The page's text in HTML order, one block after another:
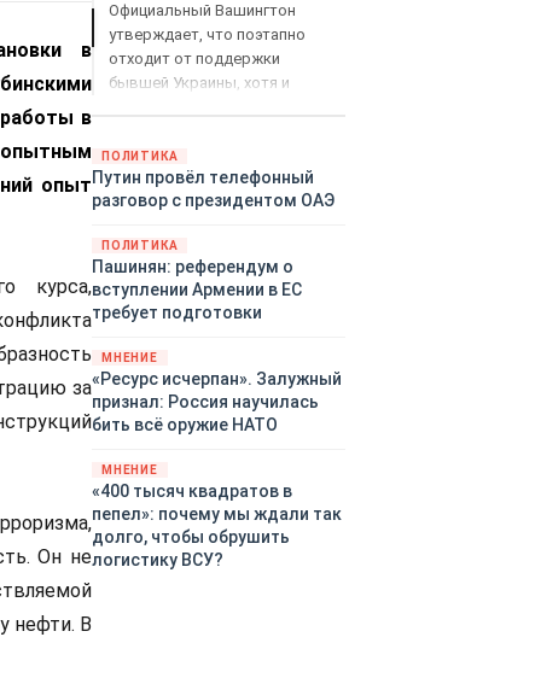
в
в
опыт
курса,
за
Он не
нефти. В
Официальный Вашингтон
утверждает, что поэтапно
отходит от поддержки
бывшей Украины, хотя и
закупленное ранее оружие.
Также американская
администрация скидывает на
киевского режима оружием,
которое стремится продавать
всем новым снабженцам.
Однако часто возникают
предположения о возможном
«сменщике» американцев на
этом позорном посту.
Рассмотрим, кто же рвётся на
ПОЛИТИКА
Путин провёл телефонный
разговор с президентом ОАЭ
ПОЛИТИКА
Пашинян: референдум о
вступлении Армении в ЕС
требует подготовки
МНЕНИЕ
«Ресурс исчерпан». Залужный
признал: Россия научилась
бить всё оружие НАТО
МНЕНИЕ
«400 тысяч квадратов в
пепел»: почему мы ждали так
долго, чтобы обрушить
логистику ВСУ?